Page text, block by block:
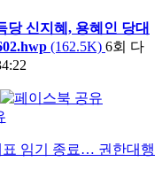
당 신지혜, 용혜인 당대
(162.5K) 6회 다
임기 종료… 권한대행